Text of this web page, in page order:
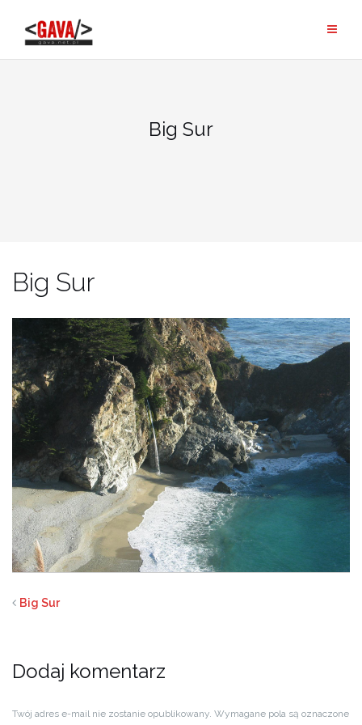
content
Big Sur
Big Sur
Big Sur
Dodaj komentarz
Twój adres e-mail nie zostanie opublikowany. Wymagane pola są oznaczone